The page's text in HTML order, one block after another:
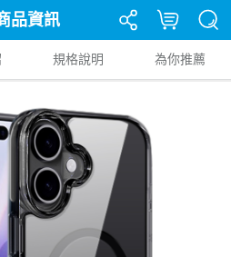
品資訊
規格說明 為你推薦